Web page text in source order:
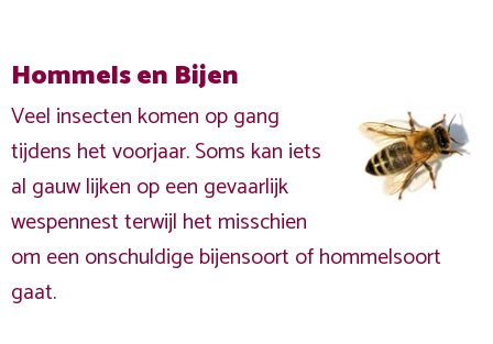
Hommels en Bijen
Veel insecten komen op gang
tijdens het voorjaar. Soms kan iets
al gauw lijken op een gevaarlijk
wespennest terwijl het misschien
om een onschuldige bijensoort of hommelsoort
gaat.